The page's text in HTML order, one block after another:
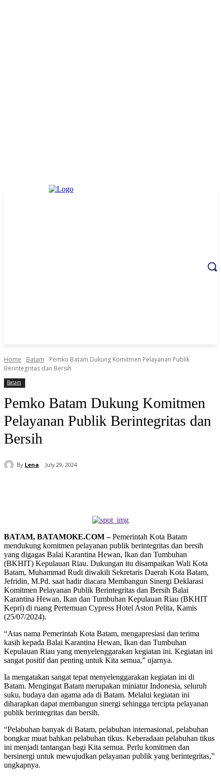
Home Batam
Pemko Batam Dukung Komitmen Pelayanan Publik
Berintegritas dan Bersih
Batam
Pemko Batam Dukung Komitmen
Pelayanan Publik Berintegritas dan
Bersih
By Lena July 29, 2024
BATAM, BATAMOKE.COM –Pemerintah Kota Batam
mendukung komitmen pelayanan publik berintegritas dan bersih
yang digagas Balai Karantina Hewan, Ikan dan Tumbuhan
(BKHIT) Kepulauan Riau. Dukungan itu disampaikan Wali Kota
Batam, Muhammad Rudi diwakili Sekretaris Daerah Kota Batam,
Jefridin, M.Pd. saat hadir diacara Membangun Sinergi Deklarasi
Komitmen Pelayanan Publik Berintegritas dan Bersih Balai
Karantina Hewan, Ikan dan Tumbuhan Kepulauan Riau (BKHIT
Kepri) di ruang Pertemuan Cypress Hotel Aston Pelita, Kamis
(25/07/2024).
“Atas nama Pemerintah Kota Batam, mengapresiasi dan terima
kasih kepada Balai Karantina Hewan, Ikan dan Tumbuhan
Kepulauan Riau yang menyelenggarakan kegiatan ini. Kegiatan ini
sangat positif dan penting untuk Kita semua,” ujarnya.
Ia mengatakan sangat tepat menyelenggarakan kegiatan ini di
Batam. Mengingat Batam merupakan miniatur Indonesia, seluruh
suku, budaya dan agama ada di Batam. Melalui kegiatan ini
diharapkan dapat membangun sinergi sehingga tercipta pelayanan
publik berintegritas dan bersih.
“Pelabuhan banyak di Batam, pelabuhan internasional, pelabuhan
bongkar muat bahkan pelabuhan tikus. Keberadaan pelabuhan tikus
ini menjadi tantangan bagi Kita semua. Perlu komitmen dan
bersinergi untuk mewujudkan pelayanan publik yang berintegritas,”
ungkapnya.